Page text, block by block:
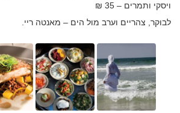
ויסקי ותמרים – 35 ₪
לבוקר, צהריים וערב מול הים – מאנטה ריי.